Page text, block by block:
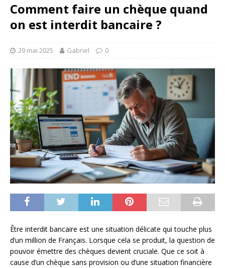
Comment faire un chèque quand
on est interdit bancaire ?
29 mai 2025 Gabriel 0
Être interdit bancaire est une situation délicate qui touche plus
d’un million de Français. Lorsque cela se produit, la question de
pouvoir émettre des chèques devient cruciale. Que ce soit à
cause d’un chèque sans provision ou d’une situation financière